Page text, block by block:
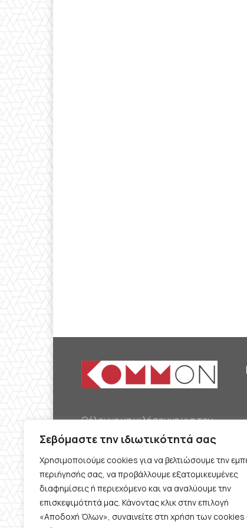
Σεβόμαστε την ιδιωτικότητά σας
Χρησιμοποιούμε cookies για να βελτιώσουμε την
περιήγησής σας, να προβάλλουμε εξατομικευμένες
διαφημίσεις ή περιεχόμενο και να αναλύουμε την
επισκεψιμότητά μας. Κάνοντας κλικ στην επιλογή
«Αποδοχή Όλων», συναινείτε στη χρήση των
Θέλουμε να μιλήσουμε για τον
κομμουνισμό της εποχής μας,
την αναγκαία αλλά όχι
δεδομένη προοπτική.
Θέλουμε να μιλήσουμε
ταυτόχρονα για την
καθημερινή επιβίωση και τον